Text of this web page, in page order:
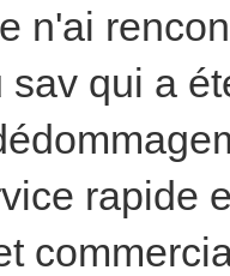
n'ai
sav qui a
rapide